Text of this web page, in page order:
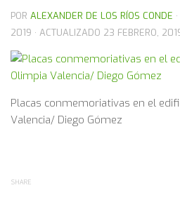
POR ALEXANDER DE LOS RÍOS CONDE
2019 · ACTUALIZADO 23 FEBRERO,
Placas conmemoriativas en el
Valencia/ Diego Gómez
SHARE